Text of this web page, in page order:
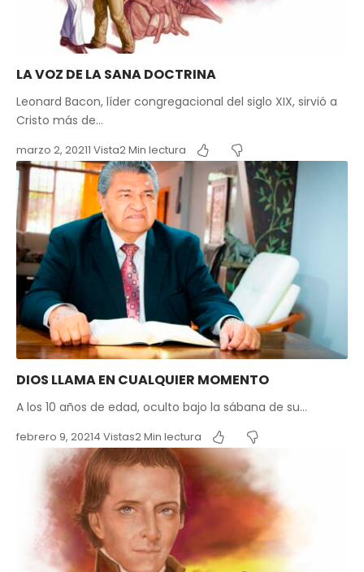
LA VOZ DE LA SANA DOCTRINA
Leonard Bacon, líder congregacional del siglo XIX, sirvió a
Cristo más de…
marzo 2, 20211 Vista2 Min lectura
DIOS LLAMA EN CUALQUIER MOMENTO
A los 10 años de edad, oculto bajo la sábana de su…
febrero 9, 20214 Vistas2 Min lectura